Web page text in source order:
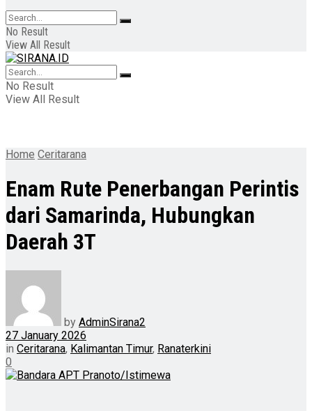
No Result
View All Result
No Result
View All Result
Home Ceritarana
Enam Rute Penerbangan Perintis
dari Samarinda, Hubungkan
Daerah 3T
by AdminSirana2
27 January 2026
in Ceritarana, Kalimantan Timur, Ranaterkini
0